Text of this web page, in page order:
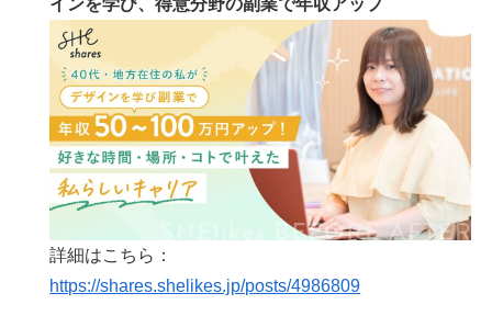
詳細はこちら：
https://shares.shelikes.jp/posts/4986809